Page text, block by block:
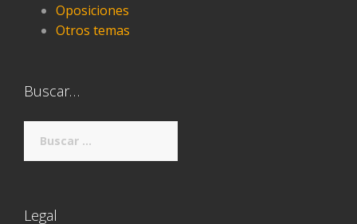
Oposiciones
Otros temas
Buscar…
Legal